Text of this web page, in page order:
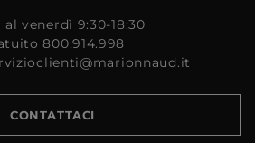
venerdì 9:30-18:30
800.914.998
CONTATTACI